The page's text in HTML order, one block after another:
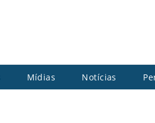
Mídias Notícias